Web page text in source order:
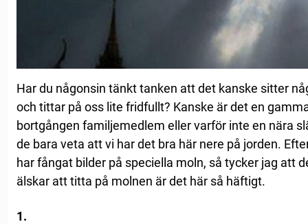
Har du någonsin tänkt tanken att det kanske sitter
och tittar på oss lite fridfullt? Kanske är det en
bortgången familjemedlem eller varför inte en nära
de bara veta att vi har det bra här nere på jorden.
har fångat bilder på speciella moln, så tycker jag att
älskar att titta på molnen är det här så häftigt.
1.